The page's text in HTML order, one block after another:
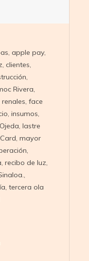
, apple pay,
, clientes,
,
Rivera,
, face
, insumos,
, lastre
, mayor
,
, recibo de luz,
,
, tercera ola